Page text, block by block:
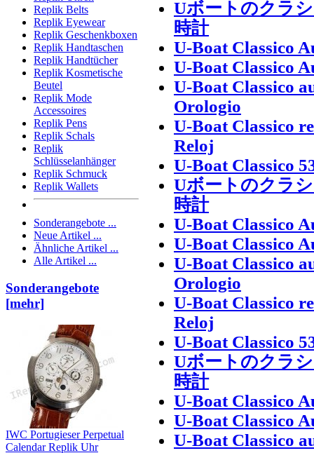
Replik Belts
Replik Eyewear
Replik Geschenkboxen
Replik Handtaschen
Replik Handtücher
Replik Kosmetische
Beutel
Replik Mode
Accessoires
Replik Pens
Replik Schals
Replik
Schlüsselanhänger
Replik Schmuck
Replik Wallets
Sonderangebote ...
Neue Artikel ...
Ähnliche Artikel ...
Alle Artikel ...
Sonderangebote
[mehr]
IWC Portugieser Perpetual
Calendar Replik Uhr
Uボートのクラ
時計
U-Boat Classico
U-Boat Classico
U-Boat Classico
Orologio
U-Boat Classico
Reloj
U-Boat Classico
Uボートのクラ
時計
U-Boat Classico
U-Boat Classico
U-Boat Classico
Orologio
U-Boat Classico
Reloj
U-Boat Classico
Uボートのクラ
時計
U-Boat Classico
U-Boat Classico
U-Boat Classico